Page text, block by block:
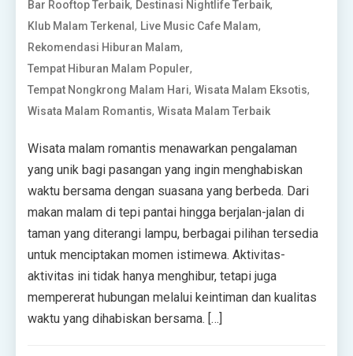
Bar Rooftop Terbaik, Destinasi Nightlife Terbaik,
Klub Malam Terkenal, Live Music Cafe Malam,
Rekomendasi Hiburan Malam,
Tempat Hiburan Malam Populer,
Tempat Nongkrong Malam Hari,Wisata Malam Eksotis,
Wisata Malam Romantis,Wisata Malam Terbaik
Wisata malam romantis menawarkan pengalaman
yang unik bagi pasangan yang ingin menghabiskan
waktu bersama dengan suasana yang berbeda. Dari
makan malam di tepi pantai hingga berjalan-jalan di
taman yang diterangi lampu, berbagai pilihan tersedia
untuk menciptakan momen istimewa. Aktivitas-
aktivitas ini tidak hanya menghibur, tetapi juga
mempererat hubungan melalui keintiman dan kualitas
waktu yang dihabiskan bersama. […]